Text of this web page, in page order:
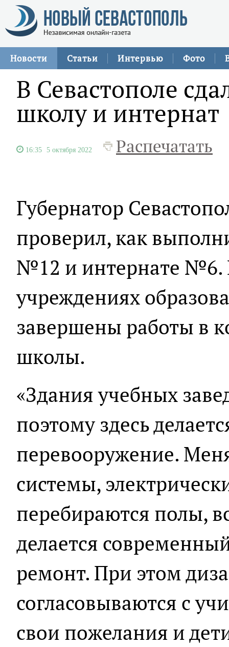
Новости Статьи Интервью Фото
В Севастополе
школу и интернат
16:35 5 октября 2022 Распечатать
Губернатор
проверил, как
№12 и интернате №6.
учреждениях
завершены работы в
школы.
«Здания учебных
поэтому здесь
перевооружение.
системы,
перебираются полы,
делается
ремонт. При этом
согласовываются с
свои пожелания и